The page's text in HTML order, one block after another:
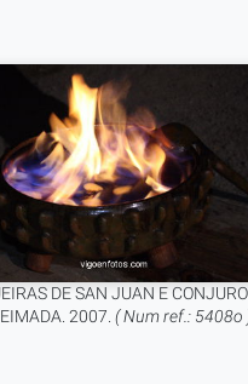
DE SAN JUAN E
2007.( Num ref.: 5408o